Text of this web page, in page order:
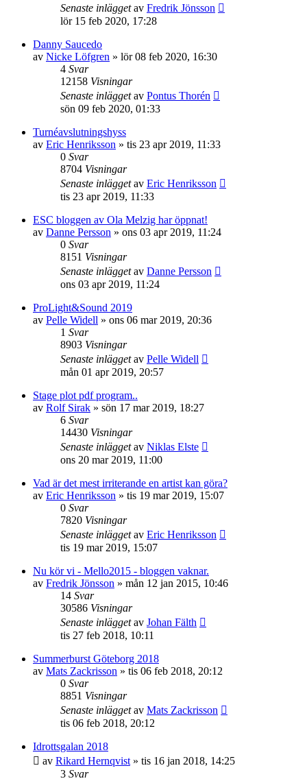
Senaste inläggetav Fredrik Jönsson
lör 15 feb 2020, 17:28
Danny Saucedo
av Nicke Löfgren » lör 08 feb 2020, 16:30
4 Svar
12158 Visningar
Senaste inläggetav Pontus Thorén
sön 09 feb 2020, 01:33
Turnéavslutningshyss
av Eric Henriksson » tis 23 apr 2019, 11:33
0 Svar
8704 Visningar
Senaste inläggetav Eric Henriksson
tis 23 apr 2019, 11:33
ESC bloggen av Ola Melzig har öppnat!
av Danne Persson » ons 03 apr 2019, 11:24
0 Svar
8151 Visningar
Senaste inläggetav Danne Persson
ons 03 apr 2019, 11:24
ProLight&Sound 2019
av Pelle Widell » ons 06 mar 2019, 20:36
1 Svar
8903 Visningar
Senaste inläggetav Pelle Widell
mån 01 apr 2019, 20:57
Stage plot pdf program..
av Rolf Sirak » sön 17 mar 2019, 18:27
6 Svar
14430 Visningar
Senaste inläggetav Niklas Elste
ons 20 mar 2019, 11:00
Vad är det mest irriterande en artist kan göra?
av Eric Henriksson » tis 19 mar 2019, 15:07
0 Svar
7820 Visningar
Senaste inläggetav Eric Henriksson
tis 19 mar 2019, 15:07
Nu kör vi - Mello2015 - bloggen vaknar.
av Fredrik Jönsson » mån 12 jan 2015, 10:46
14 Svar
30586 Visningar
Senaste inläggetav Johan Fälth
tis 27 feb 2018, 10:11
Summerburst Göteborg 2018
av Mats Zackrisson » tis 06 feb 2018, 20:12
0 Svar
8851 Visningar
Senaste inläggetav Mats Zackrisson
tis 06 feb 2018, 20:12
Idrottsgalan 2018
av Rikard Hernqvist » tis 16 jan 2018, 14:25
3 Svar